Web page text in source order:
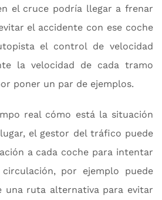
el cruce podría llegar a frenar
el accidente con ese coche
el control de velocidad
la velocidad de cada tramo
poner un par de ejemplos.
real cómo está la situación
el gestor del tráfico puede
a cada coche para intentar
por ejemplo puede
una ruta alternativa para evitar